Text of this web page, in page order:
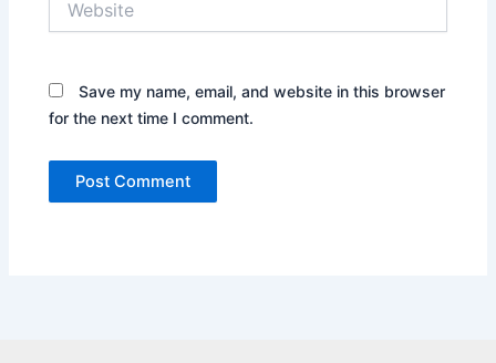
Save my name, email, and website in this browser
for the next time I comment.